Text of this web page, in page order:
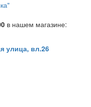
в нашем магазине:
улица, вл.26